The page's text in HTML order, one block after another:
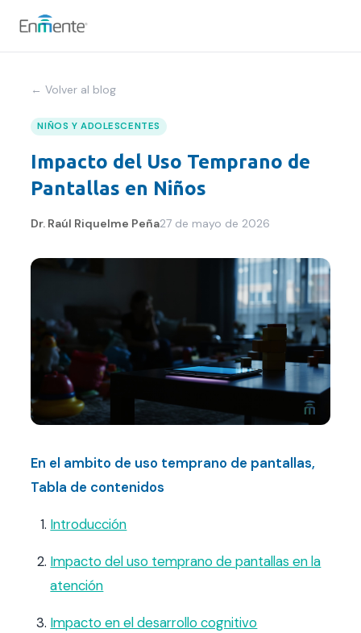
Nosotros
Cómo trabajamos
Servicios
Convenios
Contacto
FAQ
Agendar hora
← Volver al blog
NIÑOS Y ADOLESCENTES
Impacto del Uso Temprano de
Pantallas en Niños
Dr. Raúl Riquelme Peña27 de mayo de 2026
En el ambito de uso temprano de pantallas,
Tabla de contenidos
Introducción
Impacto del uso temprano de pantallas en la
atención
Impacto en el desarrollo cognitivo